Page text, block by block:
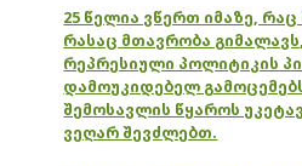
25 წელია ვწერთ იმაზე, რაც
რასაც მთავრობა
რეპრესიული პოლიტიკის
დამოუკიდებელ
შემოსავლის წყაროს
ვეღარ შევძლებთ.